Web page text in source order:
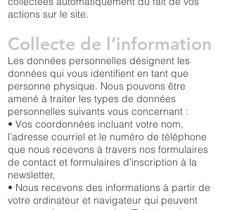
actions sur le site.
Collecte de l’information
Les données personnelles désignent les
données qui vous identifient en tant que
personne physique. Nous pouvons être
amené à traiter les types de données
personnelles suivants vous concernant :
• Vos coordonnées incluant votre nom,
l’adresse courriel et le numéro de téléphone
que nous recevons à travers nos formulaires
de contact et formulaires d’inscription à la
newsletter,
• Nous recevons des informations à partir de
votre ordinateur et navigateur qui peuvent